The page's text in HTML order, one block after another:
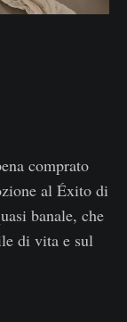
comprato
al Éxito di
banale, che
di vita e sul